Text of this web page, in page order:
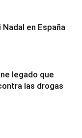
Nadal en España
legado que
las drogas